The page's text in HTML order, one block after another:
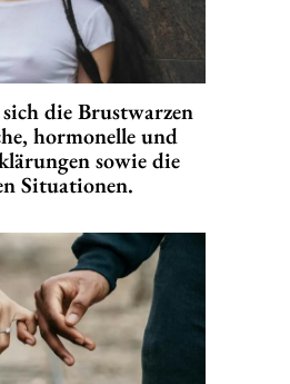
die Brustwarzen
hormonelle und
sowie die
Situationen.